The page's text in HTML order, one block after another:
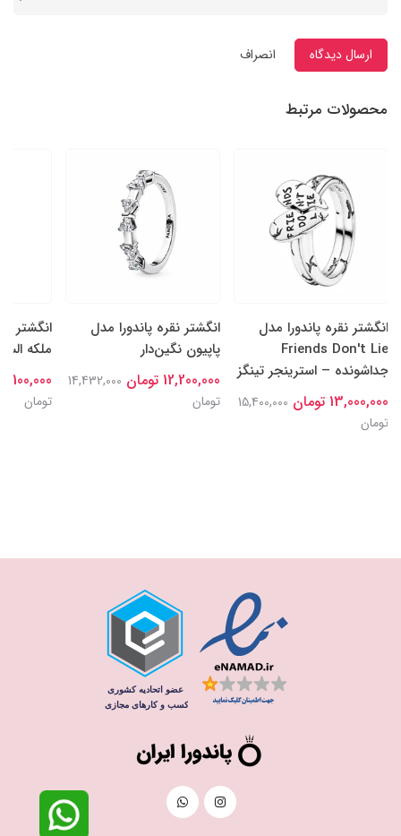
ارسال دیدگاه انصراف
محصولات مرتبط
انگشتر نقره پاندورا مدل
Friends Don't Lie
جداشونده – استرینجر تینگز
13,000,000 تومان
15,400,000
تومان
انگشتر نقره پاندورا مدل
پاپیون نگین‌دار
12,200,000 تومان
14,432,000
تومان
انگشتر
ملکه
15,100,000
تومان